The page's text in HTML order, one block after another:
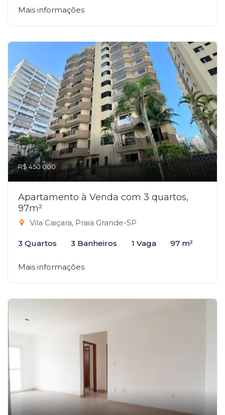
Mais informações
R$ 450.000
Apartamento à Venda com 3 quartos,
97m²
Vila Caiçara, Praia Grande-SP
3 Quartos 3 Banheiros 1 Vaga 97 m²
Mais informações